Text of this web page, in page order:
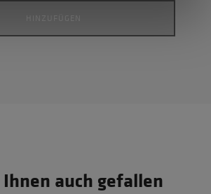
HINZUFÜGEN
auch gefallen